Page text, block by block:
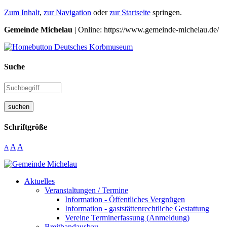
Zum Inhalt, zur Navigation oderzur Startseite springen.
Gemeinde Michelau | Online: https://www.gemeinde-michelau.de/
Suche
suchen
Schriftgröße
A A A
Aktuelles
Veranstaltungen / Termine
Information - Öffentliches Vergnügen
Information - gaststättenrechtliche Gestattung
Vereine Terminerfassung (Anmeldung)